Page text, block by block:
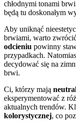
chłodnymi tonami
będą tu doskonałym
Aby uniknąć
brwiami, warto
odcieniu powinny
przypadkach.
decydować się na
brwi.
Ci, którzy mają
eksperymentować z
aktualnych trendów.
kolorystycznej, co